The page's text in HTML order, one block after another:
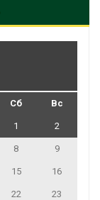
Сб Вс
1 2
8 9
15 16
22 23